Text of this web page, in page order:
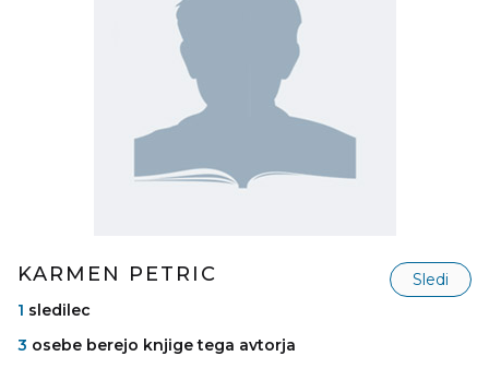
KARMEN PETRIC
Sledi
1 sledilec
3 osebe berejo knjige tega avtorja